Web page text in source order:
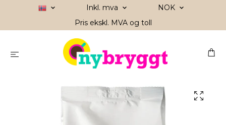
Inkl. mva
NOK
Pris ekskl. MVA og toll